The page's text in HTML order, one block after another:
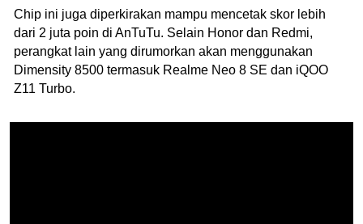
Chip ini juga diperkirakan mampu mencetak skor lebih
dari 2 juta poin di AnTuTu. Selain Honor dan Redmi,
perangkat lain yang dirumorkan akan menggunakan
Dimensity 8500 termasuk Realme Neo 8 SE dan iQOO
Z11 Turbo.